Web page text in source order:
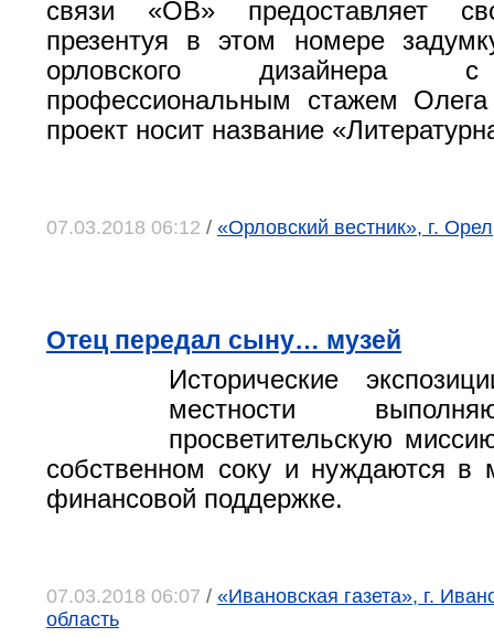
связи «ОВ» предоставляет
презентуя в этом номере
орловского дизайнера
профессиональным стажем
проект носит название
07.03.2018 06:12 / «Орловский вестник», г.
Отец передал сыну… музей
Исторические
местности
просветительскую
собственном соку и нуждаются в
финансовой поддержке.
07.03.2018 06:07 / «Ивановская газета», г.
область